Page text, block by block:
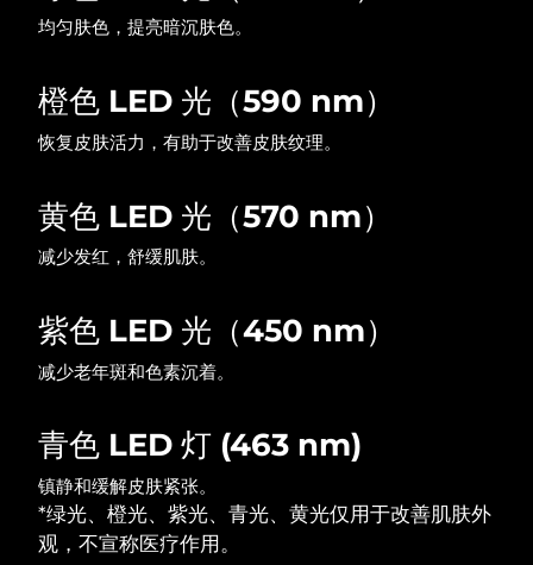
均匀肤色，提亮暗沉肤色。
橙色 LED 光（590 nm）
恢复皮肤活力，有助于改善皮肤纹理。
黄色 LED 光（570 nm）
减少发红，舒缓肌肤。
紫色 LED 光（450 nm）
减少老年斑和色素沉着。
青色 LED 灯 (463 nm)
镇静和缓解皮肤紧张。
*绿光、橙光、紫光、青光、黄光仅用于改善肌肤外
观，不宣称医疗作用。